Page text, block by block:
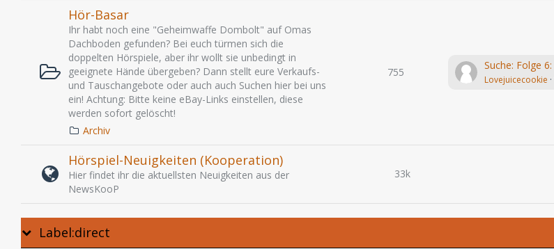
Hör-Basar
Ihr habt noch eine "Geheimwaffe Dombolt" auf Omas
Dachboden gefunden? Bei euch türmen sich die
doppelten Hörspiele, aber ihr wollt sie unbedingt in
geeignete Hände übergeben? Dann stellt eure Verkaufs-
und Tauschangebote oder auch auch Suchen hier bei uns
ein! Achtung: Bitte keine eBay-Links einstellen, diese
werden sofort gelöscht!
Archiv
755
Lovejuicecookie
Hörspiel-Neuigkeiten (Kooperation)
Hier findet ihr die aktuellsten Neuigkeiten aus der
NewsKooP
33k
Label:direct